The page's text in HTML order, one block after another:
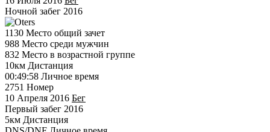
Ночной забег 2016
1130 Место общий зачет
988 Место среди мужчин
832 Место в возрастной группе
10км Дистанция
00:49:58 Личное время
2751 Номер
10 Апреля 2016 Бег
Первый забег 2016
5км Дистанция